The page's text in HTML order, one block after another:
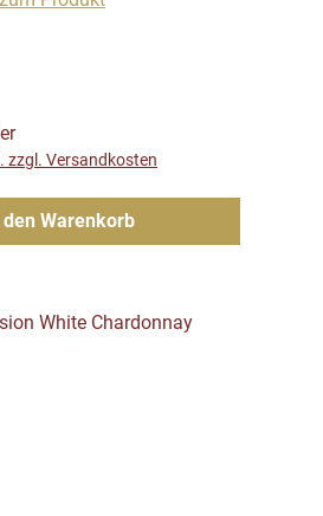
zzgl. Versandkosten
den Warenkorb